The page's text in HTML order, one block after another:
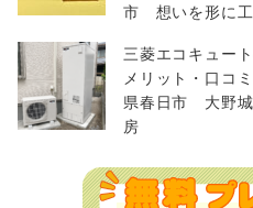
市 想いを形に
三菱エコキュー
メリット・口コ
県春日市 大野
房